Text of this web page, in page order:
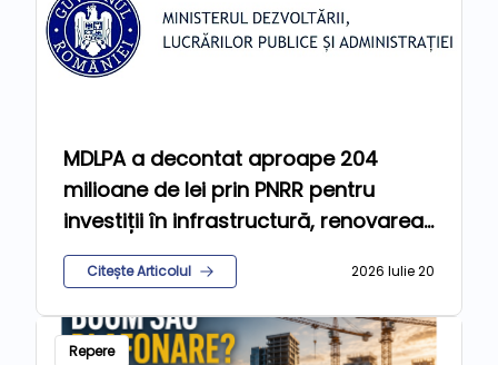
MDLPA a decontat aproape 204
milioane de lei prin PNRR pentru
investiții în infrastructură, renovarea
clădirilor și educație
Citește Articolul 2026 Iulie 20
Repere